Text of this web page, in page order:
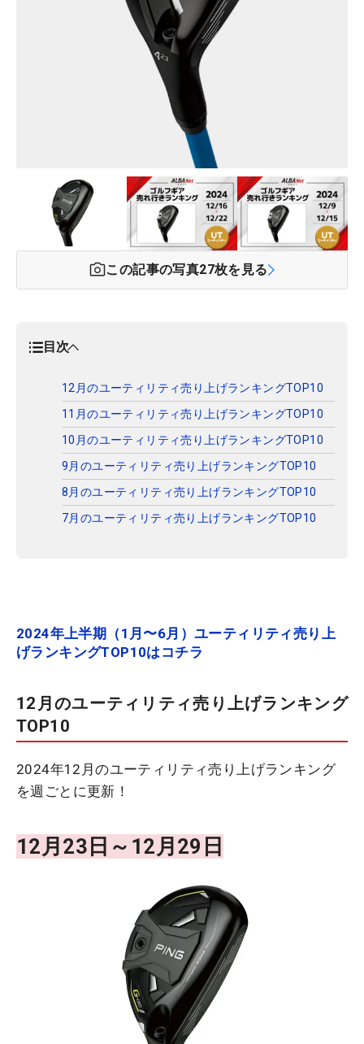
この記事の写真27枚を見る
目次
12月のユーティリティ売り上げランキングTOP10
11月のユーティリティ売り上げランキングTOP10
10月のユーティリティ売り上げランキングTOP10
9月のユーティリティ売り上げランキングTOP10
8月のユーティリティ売り上げランキングTOP10
7月のユーティリティ売り上げランキングTOP10
2024年上半期（1月〜6月）ユーティリティ売り上
げランキングTOP10はコチラ
12月のユーティリティ売り上げランキング
TOP10
2024年12月のユーティリティ売り上げランキング
を週ごとに更新！
12月23日～12月29日